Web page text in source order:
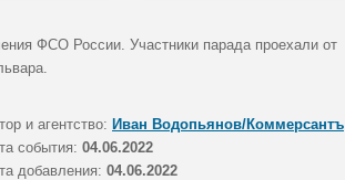
ФСО России. Участники парада проехали от
и агентство: Иван Водопьянов/Коммерсантъ
события: 04.06.2022
добавления: 04.06.2022